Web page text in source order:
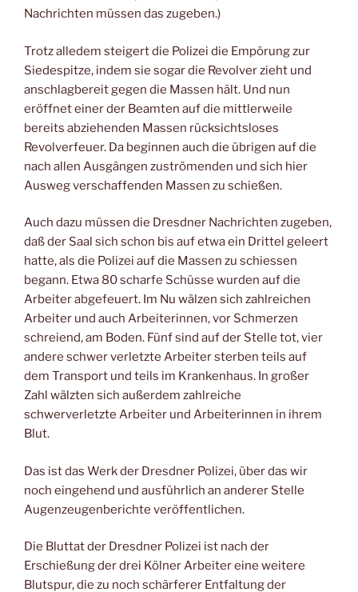
Nachrichten müssen das zugeben.)
Trotz alledem steigert die Polizei die Empörung zur
Siedespitze, indem sie sogar die Revolver zieht und
anschlagbereit gegen die Massen hält. Und nun
eröffnet einer der Beamten auf die mittlerweile
bereits abziehenden Massen rücksichtsloses
Revolverfeuer. Da beginnen auch die übrigen auf die
nach allen Ausgängen zuströmenden und sich hier
Ausweg verschaffenden Massen zu schießen.
Auch dazu müssen die Dresdner Nachrichten zugeben,
daß der Saal sich schon bis auf etwa ein Drittel geleert
hatte, als die Polizei auf die Massen zu schiessen
begann. Etwa 80 scharfe Schüsse wurden auf die
Arbeiter abgefeuert. Im Nu wälzen sich zahlreichen
Arbeiter und auch Arbeiterinnen, vor Schmerzen
schreiend, am Boden. Fünf sind auf der Stelle tot, vier
andere schwer verletzte Arbeiter sterben teils auf
dem Transport und teils im Krankenhaus. In großer
Zahl wälzten sich außerdem zahlreiche
schwerverletzte Arbeiter und Arbeiterinnen in ihrem
Blut.
Das ist das Werk der Dresdner Polizei, über das wir
noch eingehend und ausführlich an anderer Stelle
Augenzeugenberichte veröffentlichen.
Die Bluttat der Dresdner Polizei ist nach der
Erschießung der drei Kölner Arbeiter eine weitere
Blutspur, die zu noch schärferer Entfaltung der